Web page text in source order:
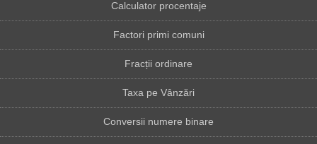
Calculator procentaje
Factori primi comuni
Fracții ordinare
Taxa pe Vânzări
Conversii numere binare